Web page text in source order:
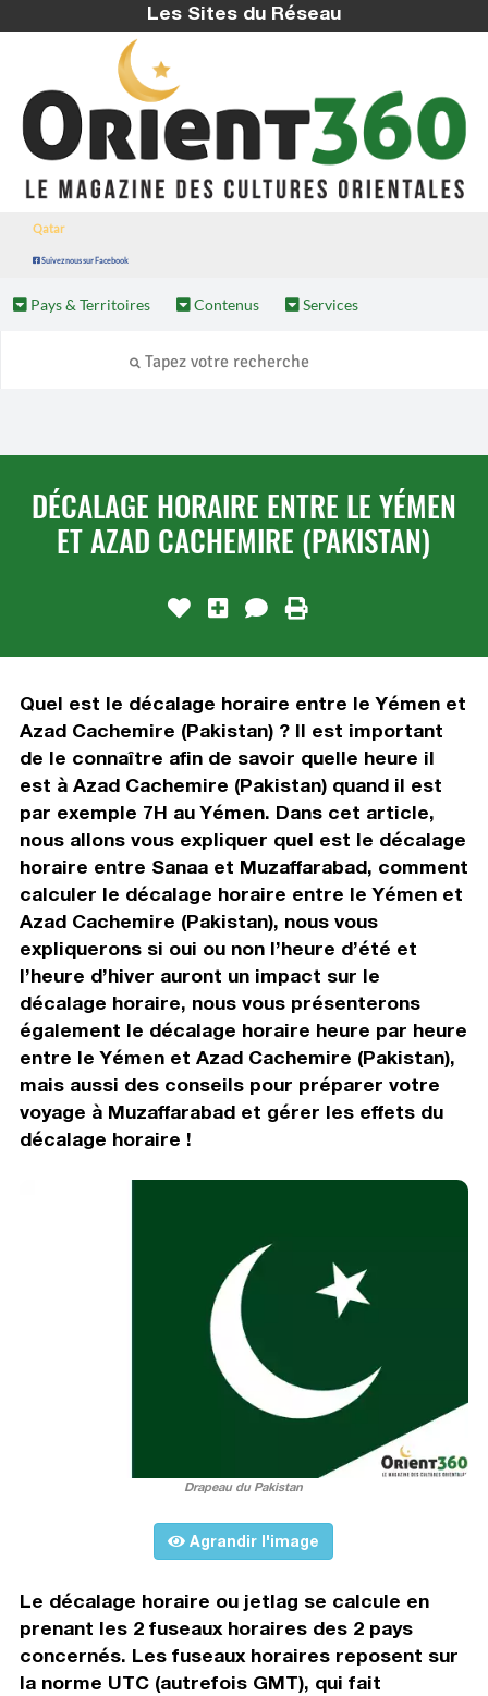
Les Sites du Réseau
Qatar
Suivez nous sur Facebook
Pays & Territoires Contenus Services
DÉCALAGE HORAIRE ENTRE LE YÉMEN
ET AZAD CACHEMIRE (PAKISTAN)
Quel est le décalage horaire entre le Yémen et
Azad Cachemire (Pakistan) ? Il est important
de le connaître afin de savoir quelle heure il
est à Azad Cachemire (Pakistan) quand il est
par exemple 7H au Yémen. Dans cet article,
nous allons vous expliquer quel est le décalage
horaire entre Sanaa et Muzaffarabad, comment
calculer le décalage horaire entre le Yémen et
Azad Cachemire (Pakistan), nous vous
expliquerons si oui ou non l’heure d’été et
l’heure d’hiver auront un impact sur le
décalage horaire, nous vous présenterons
également le décalage horaire heure par heure
entre le Yémen et Azad Cachemire (Pakistan),
mais aussi des conseils pour préparer votre
voyage à Muzaffarabad et gérer les effets du
décalage horaire !
Drapeau du Pakistan
Agrandir l'image
Le décalage horaire ou jetlag se calcule en
prenant les 2 fuseaux horaires des 2 pays
concernés. Les fuseaux horaires reposent sur
la norme UTC (autrefois GMT), qui fait